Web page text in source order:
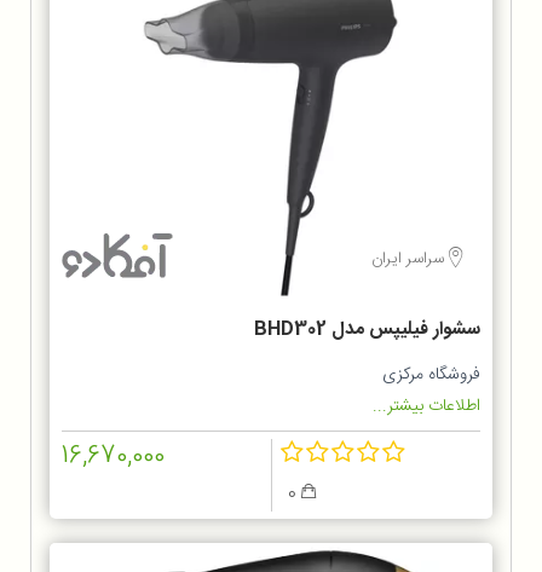
سراسر ایران
سشوار فیلیپس مدل BHD302
فروشگاه مرکزی
اطلاعات بیشتر...
16,670,000